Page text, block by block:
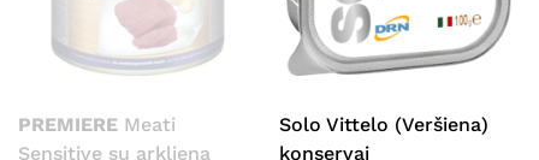
PREMIERE Meati
Sensitive su arkliena
Solo Vittelo (Veršiena)
konservai